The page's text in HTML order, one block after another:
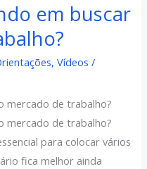
em buscar
,Vídeos /
mercado de trabalho?
mercado de trabalho?
para colocar vários
fica melhor ainda